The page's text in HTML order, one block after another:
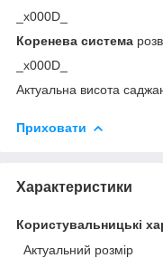
_x000D_
Коренева система
_x000D_
Актуальна висота
Приховати
Характеристики
Користувальницькі
Актуальний розмір